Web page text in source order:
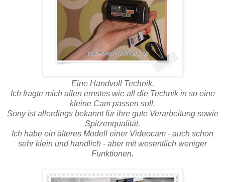
Eine Handvoll Technik.
Ich fragte mich allen ernstes wie all die Technik in so eine
kleine Cam passen soll.
Sony ist allerdings bekannt für ihre gute Verarbeitung sowie
Spitzenqualität.
Ich habe ein älteres Modell einer Videocam - auch schon
sehr klein und handlich - aber mit wesentlich weniger
Funktionen.